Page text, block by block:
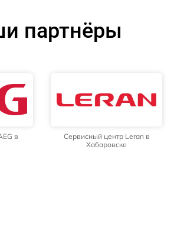
партнёры
в
Сервисный центр Leran в
Хабаровске